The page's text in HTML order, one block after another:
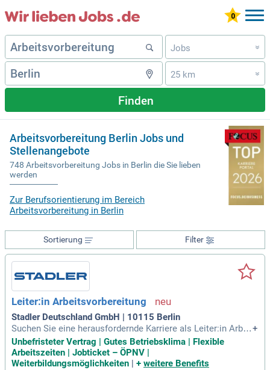
Jobs »
25 km »
Finden
Arbeitsvorbereitung Berlin Jobs und
Stellenangebote
748 Arbeitsvorbereitung Jobs in Berlin die Sie lieben
werden
Zur Berufsorientierung im Bereich
Arbeitsvorbereitung in Berlin
Filter
Sortierung
Leiter:in Arbeitsvorbereitung
Stadler Deutschland GmbH | 10115 Berlin
Suchen Sie eine herausfordernde Karriere als Leiter:in Arbei
tsvorbereitung in Berlin? In dieser Position sind Sie verantw
ortlich für die operative Führung und Weiterentwicklung Ihre
s Teams. Sie sichern die Termine, Kosten und Qualität unser
+
Unbefristeter Vertrag | Gutes Betriebsklima | Flexible
Arbeitszeiten | Jobticket – ÖPNV |
Weiterbildungsmöglichkeiten
+ weitere Benefits